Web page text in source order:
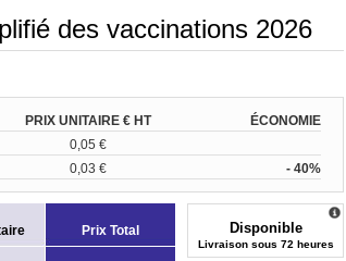
des vaccinations 2026
PRIX UNITAIRE € HT
ÉCONOMIE
0,05 €
0,03 € - 40%
Prix Total Disponible
Livraison sous 72 heures